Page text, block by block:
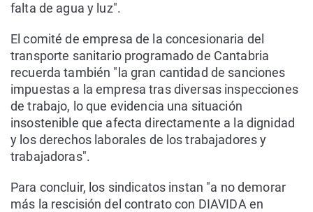
falta de agua y luz".
El comité de empresa de la concesionaria del
transporte sanitario programado de Cantabria
recuerda también "la gran cantidad de sanciones
impuestas a la empresa tras diversas inspecciones
de trabajo, lo que evidencia una situación
insostenible que afecta directamente a la dignidad
y los derechos laborales de los trabajadores y
trabajadoras".
Para concluir, los sindicatos instan "a no demorar
más la rescisión del contrato con DIAVIDA en